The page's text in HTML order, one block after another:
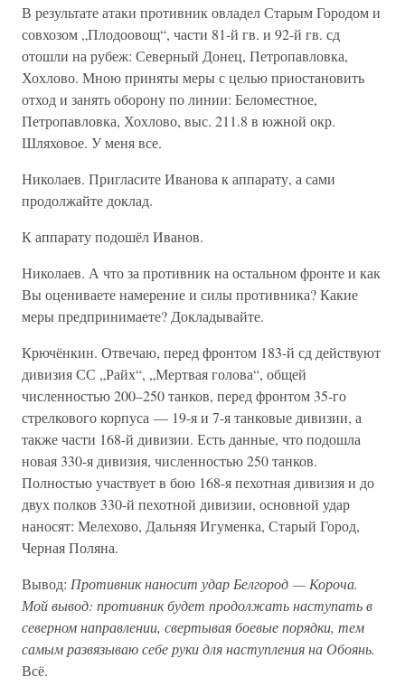
В результате атаки противник овладел Старым Городом и
совхозом „Плодоовощ“, части 81-й гв. и 92-й гв. сд
отошли на рубеж: Северный Донец, Петропавловка,
Хохлово. Мною приняты меры с целью приостановить
отход и занять оборону по линии: Беломестное,
Петропавловка, Хохлово, выс. 211.8 в южной окр.
Шляховое. У меня все.
Николаев. Пригласите Иванова к аппарату, а сами
продолжайте доклад.
К аппарату подошёл Иванов.
Николаев. А что за противник на остальном фронте и как
Вы оцениваете намерение и силы противника? Какие
меры предпринимаете? Докладывайте.
Крючёнкин. Отвечаю, перед фронтом 183-й сд действуют
дивизия СС „Райх“, „Мертвая голова“, общей
численностью 200–250 танков, перед фронтом 35-го
стрелкового корпуса — 19-я и 7-я танковые дивизии, а
также части 168-й дивизии. Есть данные, что подошла
новая 330-я дивизия, численностью 250 танков.
Полностью участвует в бою 168-я пехотная дивизия и до
двух полков 330-й пехотной дивизии, основной удар
наносят: Мелехово, Дальняя Игуменка, Старый Город,
Черная Поляна.
Вывод: Противник наносит удар Белгород — Короча.
Мой вывод: противник будет продолжать наступать в
северном направлении, свертывая боевые порядки, тем
самым развязываю себе руки для наступления на Обоянь.
Всё.